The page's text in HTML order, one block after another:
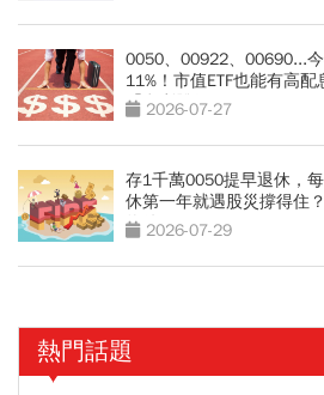
0050、00922、00690...
11%！市值ETF也能有高
「息利雙收王」？
2026-07-27
存1千萬0050提早退休，
休第一年就遇股災撐得住
條件2026-07-29
熱門話題